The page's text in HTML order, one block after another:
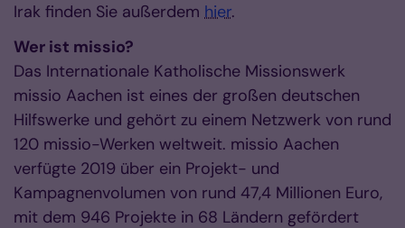
Irak finden Sie außerdem hier.
Wer ist missio?
Das Internationale Katholische Missionswerk
missio Aachen ist eines der großen deutschen
Hilfswerke und gehört zu einem Netzwerk von rund
120 missio-Werken weltweit. missio Aachen
verfügte 2019 über ein Projekt- und
Kampagnenvolumen von rund 47,4 Millionen Euro,
mit dem 946 Projekte in 68 Ländern gefördert